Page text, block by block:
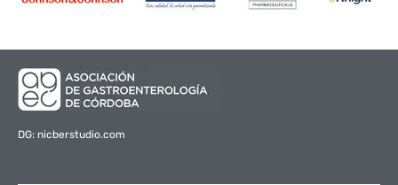
DG: nicberstudio.com